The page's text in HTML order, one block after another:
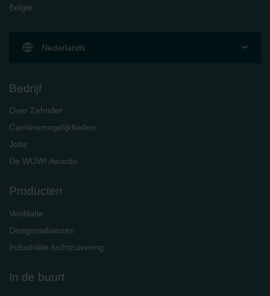
België
Nederlands
Bedrijf
Over Zehnder
Carrièremogelijkheden
Jobs
De WOW! Awards
Producten
Ventilatie
Designradiatoren
Industriële luchtzuivering
In de buurt